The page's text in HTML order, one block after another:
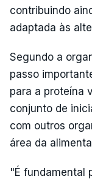
contribuindo
adaptada às
Segundo a
passo
para a proteína
conjunto de
com outros
área da
"É fundamental